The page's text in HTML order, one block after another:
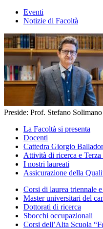
Eventi
Notizie di Facoltà
Preside: Prof. Stefano Solimano
La Facoltà si presenta
Docenti
Cattedra Giorgio
Attività di ricerca e Terza
I nostri laureati
Assicurazione della
Corsi di laurea triennale
Master universitari del
Dottorati di ricerca
Sbocchi occupazionali
Corsi dell’Alta Scuola